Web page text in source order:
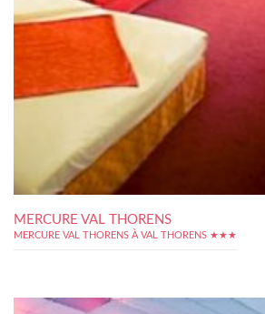
MERCURE VAL THORENS
MERCURE VAL THORENS À VAL THORENS ★★★